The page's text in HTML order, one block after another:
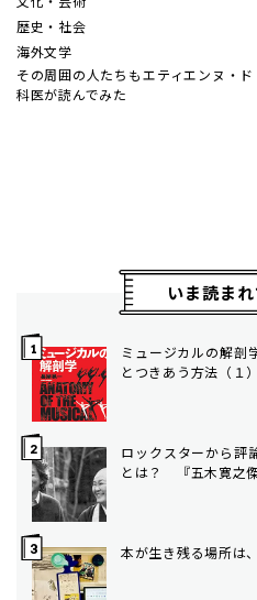
歴史・社会
海外文学
その周囲の人たちも――エティエンヌ・
科医が読んでみた
いま読ま
ミュージカルの解剖
とつきあう方法（１）
ロックスターから評
とは？ 『五木寛之
本が生き残る場所は